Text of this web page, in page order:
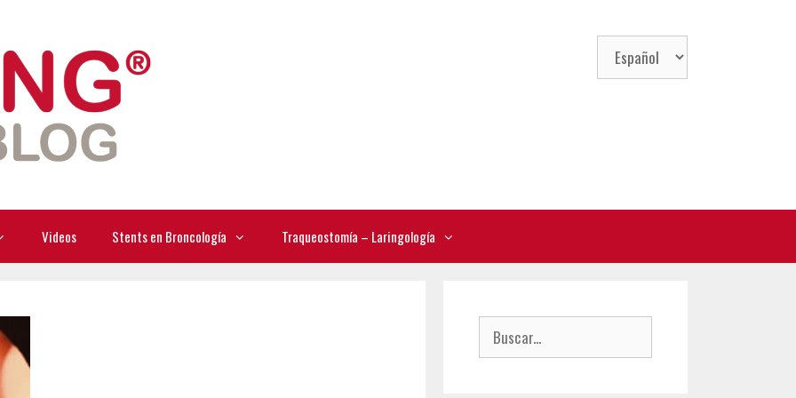
Elegir
Videos Stents en Broncología Traqueostomía – Laringología
Buscar: